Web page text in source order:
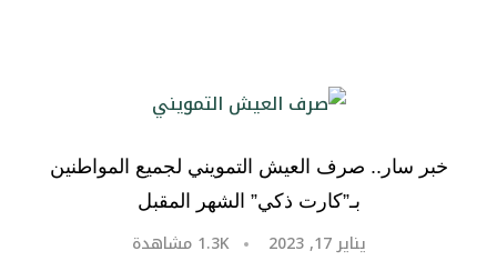
خبر سار.. صرف العيش التمويني لجميع المواطنين
بـ”كارت ذكي” الشهر المقبل
يناير 17, 2023 1.3K مشاهدة